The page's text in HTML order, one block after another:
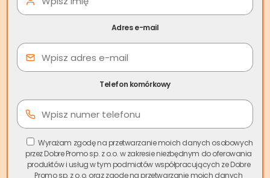
opuścić lokal. Jeśli tego nie zrobi, nowy właściciel może
wystąpić o przeprowadzenie eksmisji.
Jak długo trwa proces od zajęcia mieszkania do
licytacji komorniczej?
swoje terminy. Dokładny czas zależy także od działań
komornika
Adres e-mail
Telefon komórkowy
Wyrażam zgodę na przetwarzanie moich danych osobowych
przez Dobre Promo sp. z o.o. w zakresie niezbędnym do oferowania
produktów i usług w tym podmiotów współpracujących ze Dobre
Promo sp. z o.o. oraz zgodę na przetwarzanie moich danych